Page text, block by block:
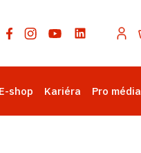
E-shop Kariéra Pro média